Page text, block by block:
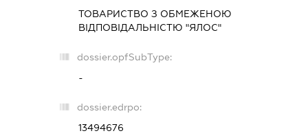
ТОВАРИСТВО З ОБМЕЖЕНОЮ
ВІДПОВІДАЛЬНІСТЮ "ЯЛОС"
dossier.opfSubType:
-
dossier.edrpo:
13494676